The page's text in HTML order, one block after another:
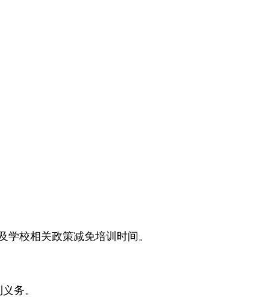
校相关政策减免培训时间。
务。